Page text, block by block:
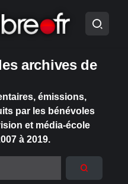
archives de
émissions,
par les bénévoles
et média-école
à 2019.